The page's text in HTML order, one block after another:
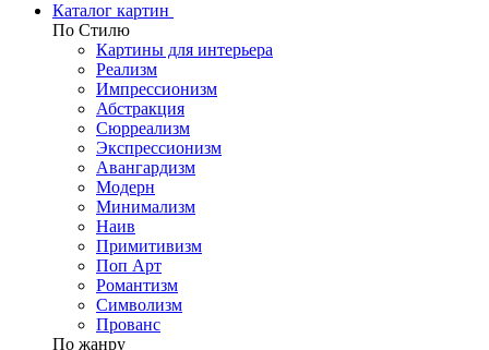
Каталог картин
По Стилю
Картины для интерьера
Реализм
Импрессионизм
Абстракция
Сюрреализм
Экспрессионизм
Авангардизм
Модерн
Минимализм
Наив
Примитивизм
Поп Арт
Романтизм
Символизм
Прованс
По жанру